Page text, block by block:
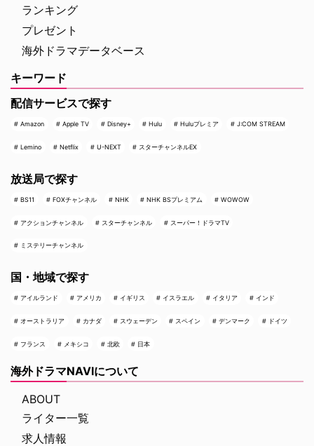
ランキング
プレゼント
海外ドラマデータベース
キーワード
配信サービスで探す
Amazon Apple TV Disney+ Hulu Huluプレミア J:COM STREAM
Lemino Netflix U-NEXT スターチャンネルEX
放送局で探す
BS11 FOXチャンネル NHK NHK BSプレミアム WOWOW
アクションチャンネル スターチャンネル スーパー！ドラマTV
ミステリーチャンネル
国・地域で探す
アイルランド アメリカ イギリス イスラエル イタリア インド
オーストラリア カナダ スウェーデン スペイン デンマーク ドイツ
フランス メキシコ 北欧 日本
海外ドラマNAVIについて
ABOUT
ライター一覧
求人情報